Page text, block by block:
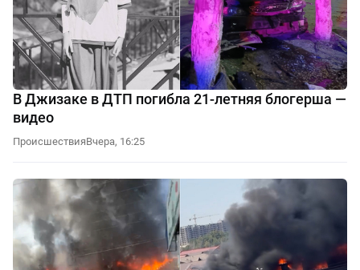
В Джизаке в ДТП погибла 21-летняя блогерша —
видео
ПроисшествияВчера, 16:25